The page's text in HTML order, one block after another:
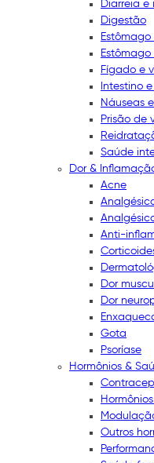
Diarreia e
Digestão
Fígado e
Intestino
Náuseas
Prisão de
Saúde
Dor &
Acne
Anti-
Dor
Dor
Gota
Psoríase
Hormônios &
Outros